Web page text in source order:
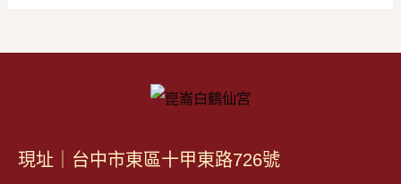
現址｜台中市東區十甲東路726號